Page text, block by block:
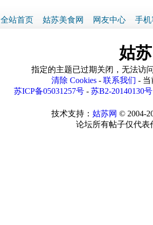
全站首页 姑苏美食网 网友中心 手
姑
指定的主题已过期关闭，无法访
清除 Cookies- 联系我们 - 当
苏ICP备05031257号 - 苏B2-20140130号
技术支持： 姑苏网 © 2004-
论坛所有帖子仅代表